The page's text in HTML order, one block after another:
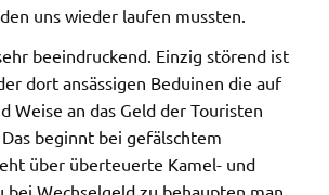
uns wieder laufen mussten.
beeindruckend. Einzig störend ist
dort ansässigen Beduinen die auf
Weise an das Geld der Touristen
beginnt bei gefälschtem
über überteuerte Kamel- und
Wechselgeld zu behaupten man